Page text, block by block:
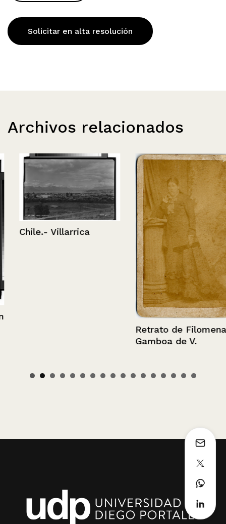
Solicitar en alta resolución
Archivos relacionados
Chile.- Villarrica
Retrato de Filomena
Gamboa de V.